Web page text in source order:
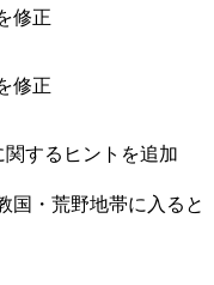
修正
修正
関するヒントを追加
国・荒野地帯に入ると